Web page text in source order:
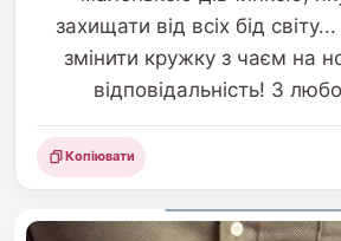
захищати від всіх бід
змінити кружку з чаєм на
відповідальність! З
Поділитися
Копіювати